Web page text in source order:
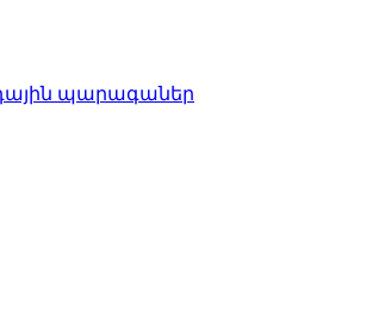
պարագաներ